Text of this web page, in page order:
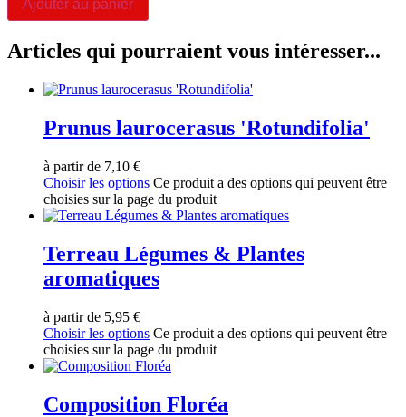
Ajouter au panier
Articles qui pourraient vous intéresser...
Prunus laurocerasus 'Rotundifolia'
à partir de 7,10 €
Choisir les options Ce produit a des options qui peuvent être
choisies sur la page du produit
Terreau Légumes & Plantes
aromatiques
à partir de 5,95 €
Choisir les options Ce produit a des options qui peuvent être
choisies sur la page du produit
Composition Floréa